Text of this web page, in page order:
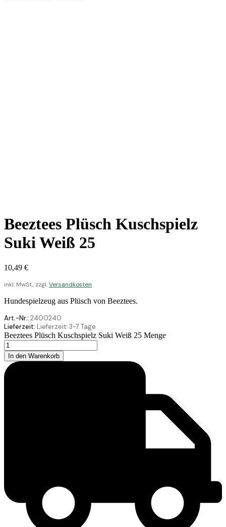
Beeztees Plüsch Kuschspielz
Suki Weiß 25
10,49 €
inkl. MwSt., zzgl.Versandkosten
Hundespielzeug aus Plüsch von Beeztees.
Art.-Nr.: 2400240
Lieferzeit: Lieferzeit: 3-7 Tage
Beeztees Plüsch Kuschspielz Suki Weiß 25 Menge
In den Warenkorb